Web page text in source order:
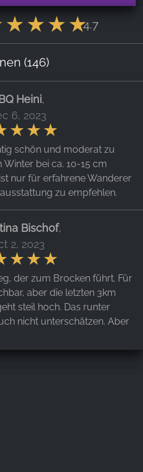
4.7
(146)
Heini,
6, 2023
schön und moderat zu
bei ca. 10-15 cm
nur für erfahrene Wanderer
zu empfehlen.
Bischof,
2, 2023
der zum Brocken führt. Für
aber die letzten 3km
steil hoch. Das runter
nicht unterschätzen. Aber